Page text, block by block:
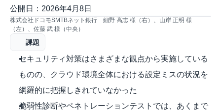
公開日：2026年4月8日
株式会社ドコモSMTBネット銀行　細野 高志 様（右）、山岸 正明 様
（左）、佐藤 武 様（中央）
課題
セキュリティ対策はさまざまな観点から実施している
ものの、クラウド環境全体における設定ミスの状況を
網羅的に把握しきれていなかった
脆弱性診断やペネトレーションテストでは、あくまで